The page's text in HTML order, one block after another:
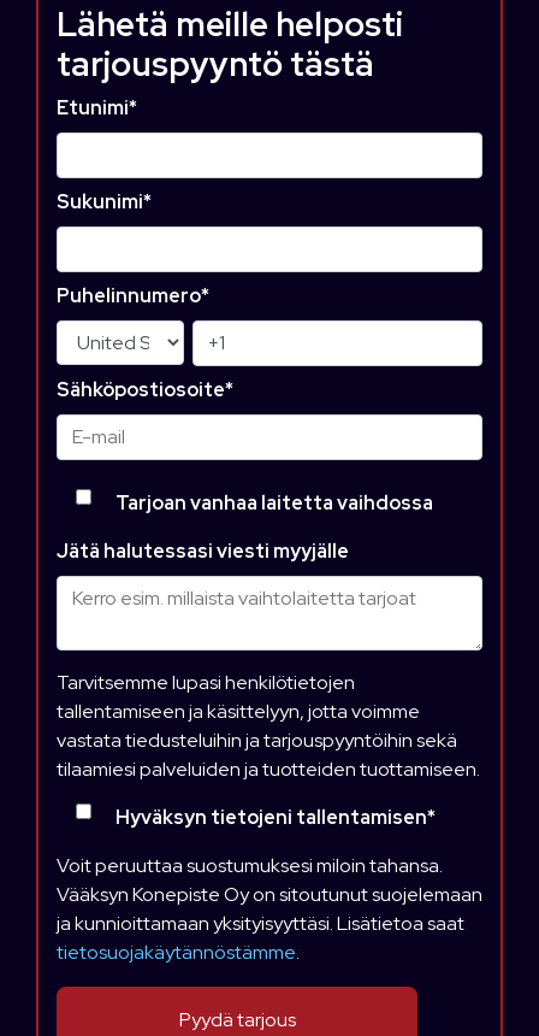
Lähetä meille helposti
tarjouspyyntö tästä
Etunimi*
Sukunimi*
Puhelinnumero*
Sähköpostiosoite*
Tarjoan vanhaa laitetta vaihdossa
Jätä halutessasi viesti myyjälle
Tarvitsemme lupasi henkilötietojen
tallentamiseen ja käsittelyyn, jotta voimme
vastata tiedusteluihin ja tarjouspyyntöihin sekä
tilaamiesi palveluiden ja tuotteiden tuottamiseen.
Hyväksyn tietojeni tallentamisen*
Voit peruuttaa suostumuksesi miloin tahansa.
Vääksyn Konepiste Oy on sitoutunut suojelemaan
ja kunnioittamaan yksityisyyttäsi. Lisätietoa saat
tietosuojakäytännöstämme.